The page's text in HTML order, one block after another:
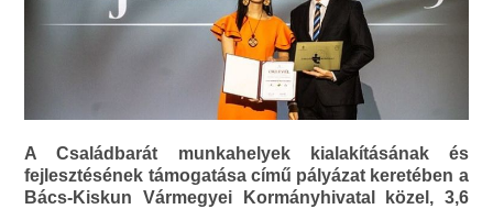
A Családbarát munkahelyek kialakításának és
fejlesztésének támogatása című pályázat keretében a
Bács-Kiskun Vármegyei Kormányhivatal közel, 3,6